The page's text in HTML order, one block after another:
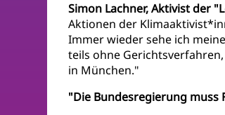
Simon Lachner, Aktivist der
Aktionen der
Immer wieder sehe ich
teils ohne
in München."
"Die Bundesregierung